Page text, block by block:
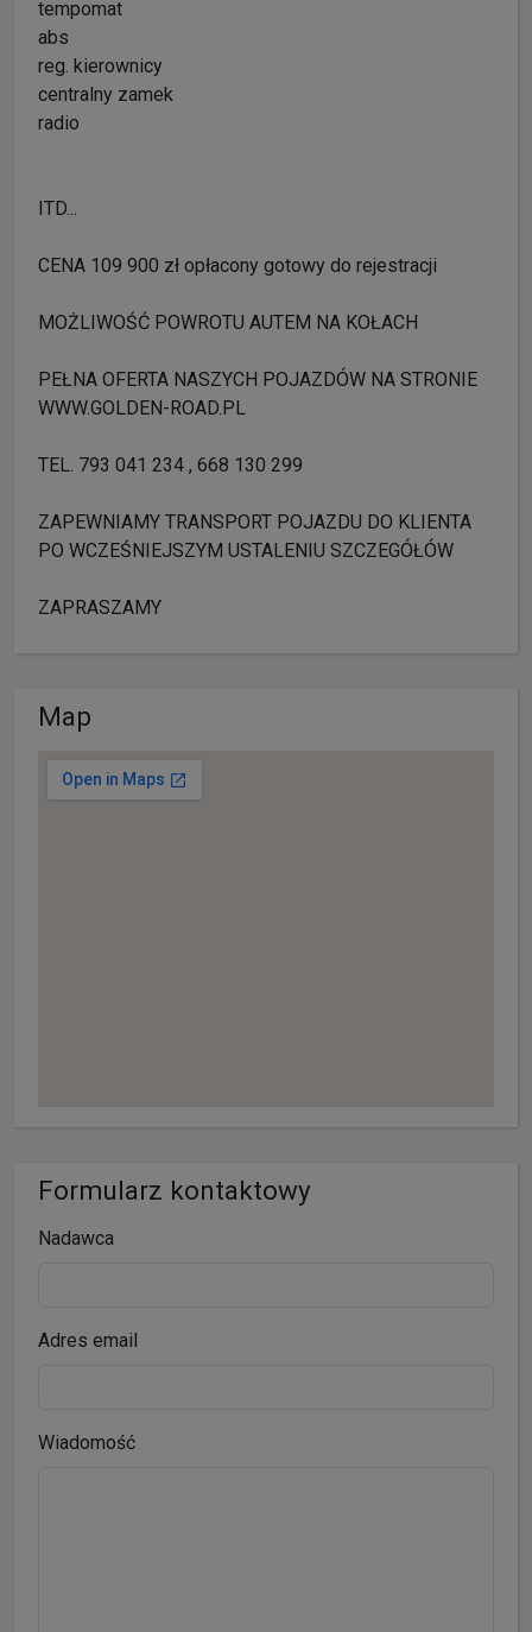
tempomat
abs
reg. kierownicy
centralny zamek
radio
ITD...
CENA 109 900 zł opłacony gotowy do rejestracji
MOŻLIWOŚĆ POWROTU AUTEM NA KOŁACH
PEŁNA OFERTA NASZYCH POJAZDÓW NA STRONIE
WWW.GOLDEN-ROAD.PL
TEL. 793 041 234 , 668 130 299
ZAPEWNIAMY TRANSPORT POJAZDU DO KLIENTA
PO WCZEŚNIEJSZYM USTALENIU SZCZEGÓŁÓW
ZAPRASZAMY
Map
Formularz kontaktowy
Nadawca
Adres email
Wiadomość